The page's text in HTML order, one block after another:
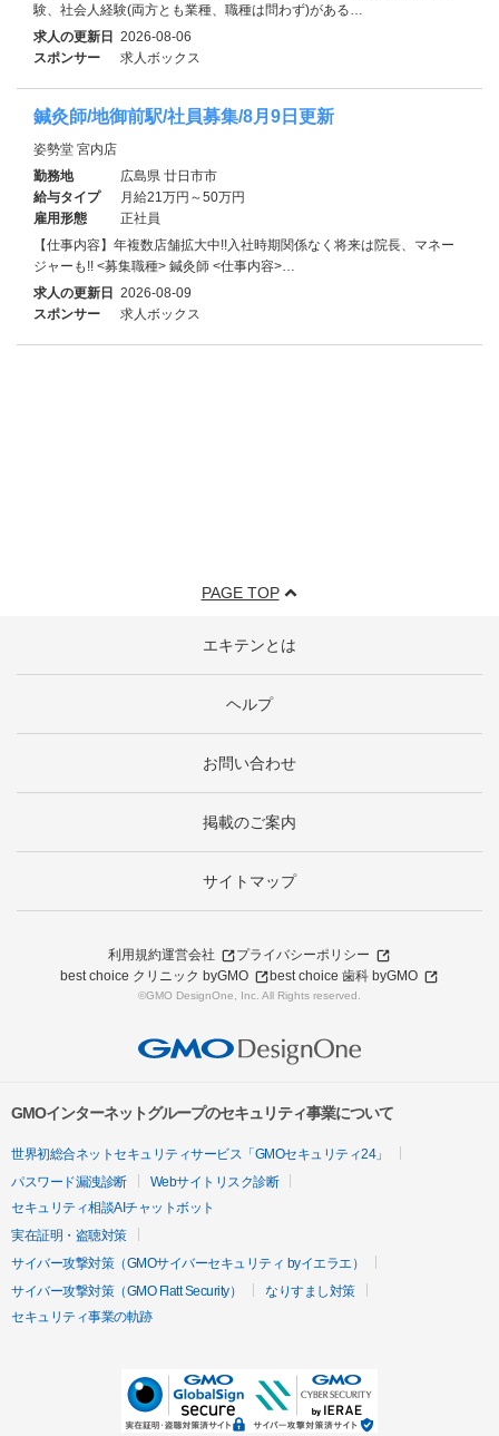
験、社会人経験(両方とも業種、職種は問わず)がある…
求人の更新日 2026-08-06
スポンサー
求人ボックス
鍼灸師/地御前駅/社員募集/8月9日更新
姿勢堂 宮内店
勤務地
広島県 廿日市市
給与タイプ
月給21万円～50万円
雇用形態
正社員
【仕事内容】年複数店舗拡大中!!入社時期関係なく将来は院長、マネー
ジャーも!! <募集職種> 鍼灸師 <仕事内容>…
求人の更新日 2026-08-09
スポンサー
求人ボックス
PAGE TOP
エキテンとは
ヘルプ
お問い合わせ
掲載のご案内
サイトマップ
利用規約運営会社
プライバシーポリシー
best choice クリニック byGMO
best choice 歯科 byGMO
©GMO DesignOne, Inc. All Rights reserved.
GMOインターネットグループのセキュリティ事業について
世界初総合ネットセキュリティサービス「GMOセキュリティ24」
パスワード漏洩診断
Webサイトリスク診断
セキュリティ相談AIチャットボット
実在証明・盗聴対策
サイバー攻撃対策（GMOサイバーセキュリティ byイエラエ）
サイバー攻撃対策（GMO Flatt Security）
なりすまし対策
セキュリティ事業の軌跡